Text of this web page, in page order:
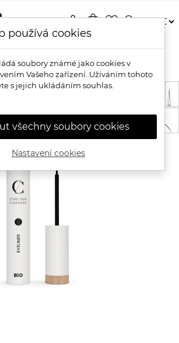
shopping_bagfavorite_bordersearch
person
Caramel
Couleur Caramel Bio tekuté
používá cookies
soubory známé jako cookies v
Vašeho zařízení. Užíváním tohoto
s jejich ukládáním souhlas.
všechny soubory cookies
Nastavení cookies